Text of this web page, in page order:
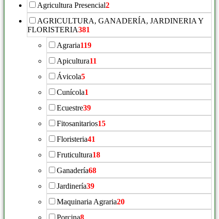
Agricultura Presencial2
AGRICULTURA, GANADERÍA, JARDINERIA Y
FLORISTERIA381
Agraria119
Apicultura11
Ávicola5
Cunícola1
Ecuestre39
Fitosanitarios15
Floristeria41
Fruticultura18
Ganadería68
Jardinería39
Maquinaria Agraria20
Porcina8